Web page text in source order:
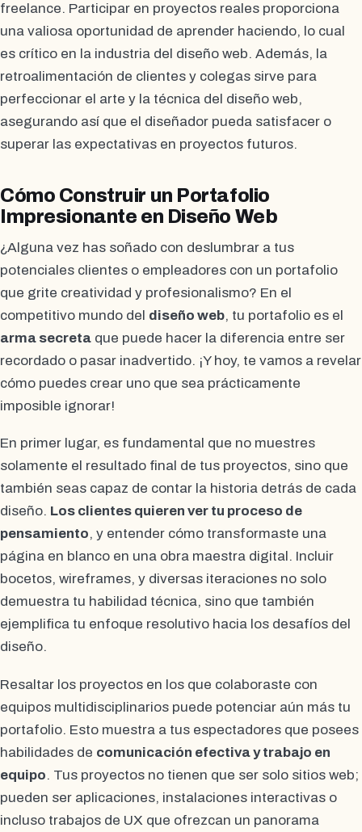
freelance. Participar en proyectos reales proporciona
una valiosa oportunidad de aprender haciendo, lo cual
es crítico en la industria del diseño web. Además, la
retroalimentación de clientes y colegas sirve para
perfeccionar el arte y la técnica del diseño web,
asegurando así que el diseñador pueda satisfacer o
superar las expectativas en proyectos futuros.
Cómo Construir un Portafolio
Impresionante en Diseño Web
¿Alguna vez has soñado con deslumbrar a tus
potenciales clientes o empleadores con un portafolio
que grite creatividad y profesionalismo? En el
competitivo mundo del diseño web, tu portafolio es el
arma secreta que puede hacer la diferencia entre ser
recordado o pasar inadvertido. ¡Y hoy, te vamos a revelar
cómo puedes crear uno que sea prácticamente
imposible ignorar!
En primer lugar, es fundamental que no muestres
solamente el resultado final de tus proyectos, sino que
también seas capaz de contar la historia detrás de cada
diseño. Los clientes quieren ver tu proceso de
pensamiento, y entender cómo transformaste una
página en blanco en una obra maestra digital. Incluir
bocetos, wireframes, y diversas iteraciones no solo
demuestra tu habilidad técnica, sino que también
ejemplifica tu enfoque resolutivo hacia los desafíos del
diseño.
Resaltar los proyectos en los que colaboraste con
equipos multidisciplinarios puede potenciar aún más tu
portafolio. Esto muestra a tus espectadores que posees
habilidades de comunicación efectiva y trabajo en
equipo. Tus proyectos no tienen que ser solo sitios web;
pueden ser aplicaciones, instalaciones interactivas o
incluso trabajos de UX que ofrezcan un panorama